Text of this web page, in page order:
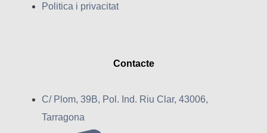
Politica i privacitat
Contacte
C/ Plom, 39B, Pol. Ind. Riu Clar, 43006,
Tarragona